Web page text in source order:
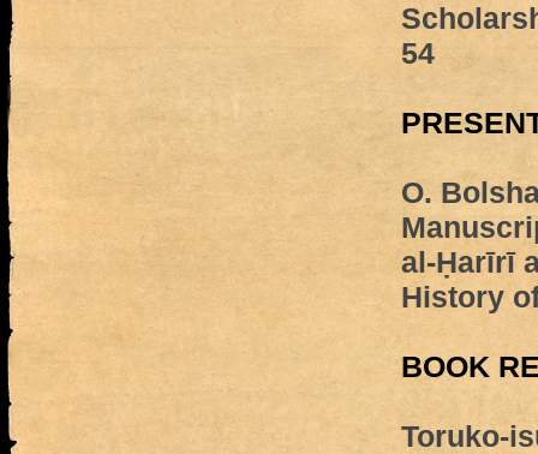
54
O.
al-Ḥarīrī
History
BOOK
Toruko-